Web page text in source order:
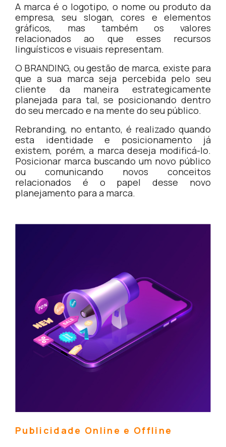
A marca é o logotipo, o nome ou produto da
empresa, seu slogan, cores e elementos
gráficos, mas também os valores
relacionados ao que esses recursos
linguísticos e visuais representam.
O BRANDING, ou gestão de marca, existe para
que a sua marca seja percebida pelo seu
cliente da maneira estrategicamente
planejada para tal, se posicionando dentro
do seu mercado e na mente do seu público.
Rebranding, no entanto, é realizado quando
esta identidade e posicionamento já
existem, porém, a marca deseja modificá-lo.
Posicionar marca buscando um novo público
ou comunicando novos conceitos
relacionados é o papel desse novo
planejamento para a marca.
Publicidade Online e Offline